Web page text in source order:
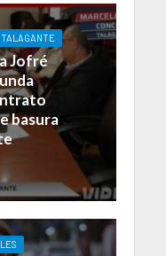
TALAGANTE
Jofré
basura